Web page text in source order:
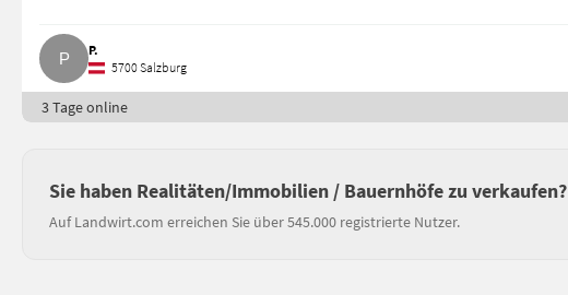
P.
5700 Salzburg
3 Tage online
Sie haben Realitäten/Immobilien / Bauernhöfe zu verkaufen?
Auf Landwirt.com erreichen Sie über 545.000 registrierte Nutzer.